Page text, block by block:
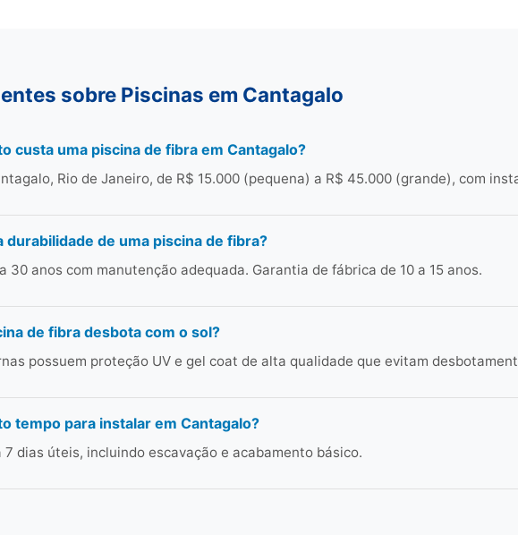
sobre Piscinas em Cantagalo
custa uma piscina de fibra em Cantagalo?
Rio de Janeiro, de R$ 15.000 (pequena) a R$ 45.000 (grande), com
durabilidade de uma piscina de fibra?
30 anos com manutenção adequada. Garantia de fábrica de 10 a 15 anos.
de fibra desbota com o sol?
possuem proteção UV e gel coat de alta qualidade que evitam
tempo para instalar em Cantagalo?
7 dias úteis, incluindo escavação e acabamento básico.